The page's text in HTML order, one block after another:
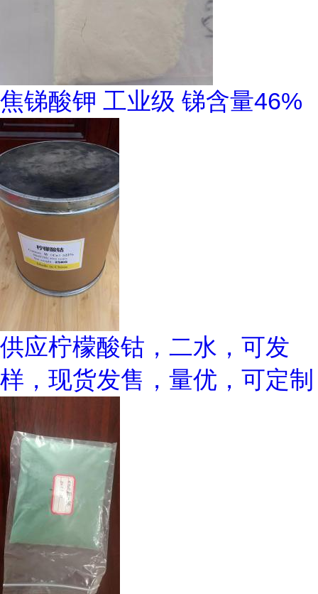
焦锑酸钾 工业级 锑含量46%
供应柠檬酸钴，二水，可发
样，现货发售，量优，可定制